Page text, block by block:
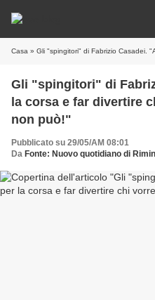
Casa » Gli "spingitori" di Fabrizio Casadei. "Amore per
Gli "spingitori" di
la corsa e far divertire
non può!"
Pubblicato su 29/05/AM 08:01
Da Fonte: Nuovo quotidiano di